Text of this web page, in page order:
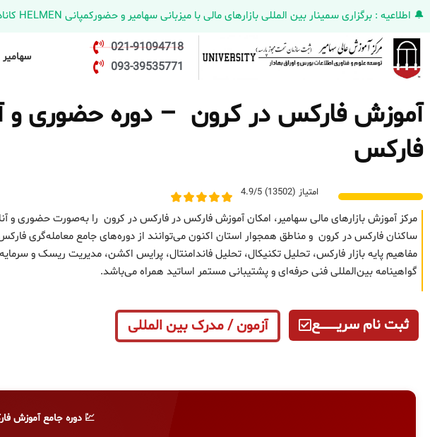
🔔 اطلاعیه : برگزاری سمینار بین المللی بازارهای مالی با میزبانی سهامیر و حضورکمپانی HELMEN کانادا و مدیر ارشد FINESENCE اتریش
021-91094718
093-39535771
سهامیر
آموزش فارکس در کرون – دوره حضوری و
فارکس
امتیاز (13502) 4.9/5
مرکز آموزش بازارهای مالی سهامیر، امکان آموزش فارکس در فارکس در کرون را به‌صورت حضوری و
ساکنان فارکس در کرون و مناطق همجوار استان اکنون می‌توانند از دوره‌های جامع معامله‌گری
مفاهیم پایه بازار فارکس، تحلیل تکنیکال، تحلیل فاندامنتال، پرایس اکشن، مدیریت ریسک و
گواهینامه بین‌المللی فنی حرفه‌ای و پشتیبانی مستمر اساتید همراه می‌باشد.
ثبت نام سریــــــــــــع آزمون / مدرک بین المللی
💹 دوره جامع آموزش